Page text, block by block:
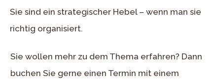
Sie sind ein strategischer Hebel – wenn man sie
richtig organisiert.
Sie wollen mehr zu dem Thema erfahren? Dann
buchen Sie gerne einen Termin mit einem